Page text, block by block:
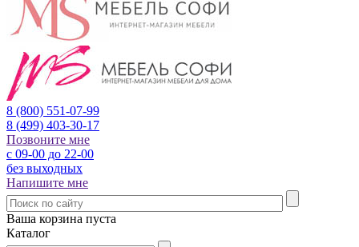
8 (800) 551-07-99
8 (499) 403-30-17
Позвоните мне
с 09-00 до 22-00
без выходных
Напишите мне
Ваша корзина пуста
Каталог